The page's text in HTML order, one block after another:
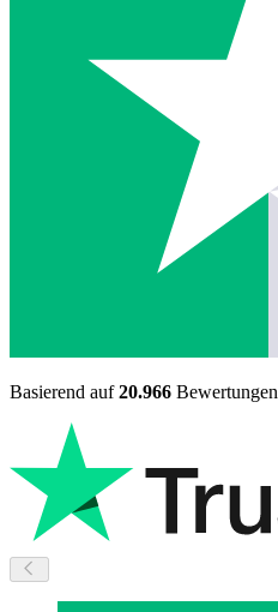
Basierend auf20.966 Bewertungen